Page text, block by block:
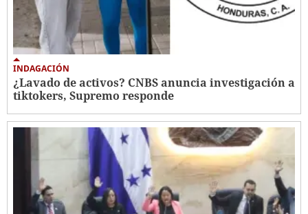
INDAGACIÓN
¿Lavado de activos? CNBS anuncia investigación a
tiktokers, Supremo responde